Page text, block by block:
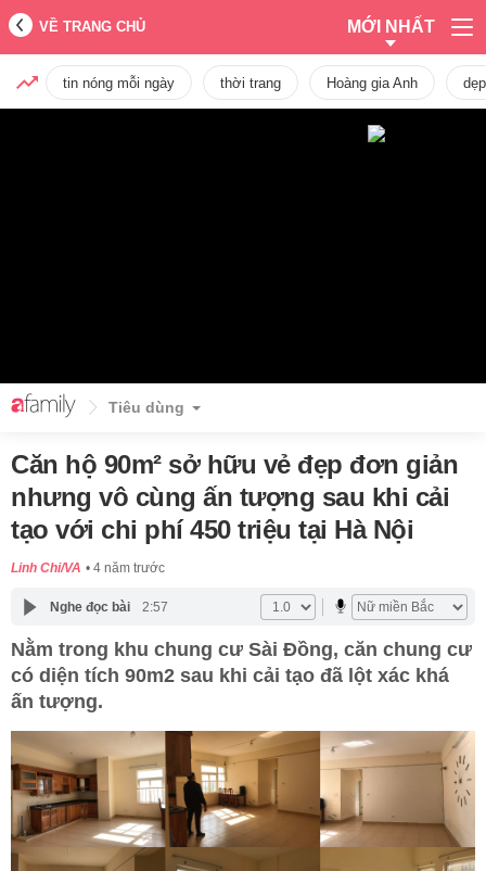
VỀ TRANG CHỦ MỚI NHẤT
tin nóng mỗi ngày thời trang Hoàng gia Anh dẹp
Tiêu dùng
Căn hộ 90m² sở hữu vẻ đẹp đơn giản
nhưng vô cùng ấn tượng sau khi cải
tạo với chi phí 450 triệu tại Hà Nội
Linh Chi/VA 4 năm trước
Nghe đọc bài 2:57
Nằm trong khu chung cư Sài Đồng, căn chung cư
có diện tích 90m2 sau khi cải tạo đã lột xác khá
ấn tượng.